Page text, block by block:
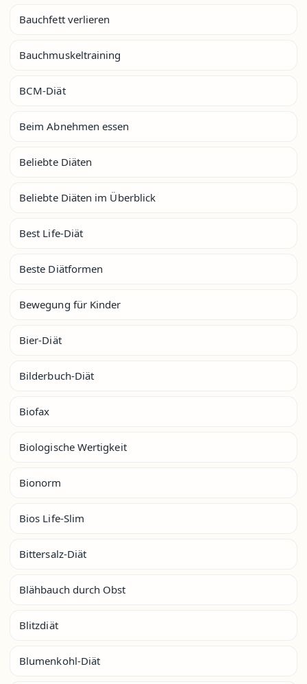
Bauchfett verlieren
Bauchmuskeltraining
BCM-Diät
Beim Abnehmen essen
Beliebte Diäten
Beliebte Diäten im Überblick
Best Life-Diät
Beste Diätformen
Bewegung für Kinder
Bier-Diät
Bilderbuch-Diät
Biofax
Biologische Wertigkeit
Bionorm
Bios Life-Slim
Bittersalz-Diät
Blähbauch durch Obst
Blitzdiät
Blumenkohl-Diät